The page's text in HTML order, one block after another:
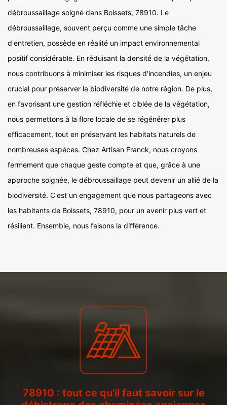
débroussaillage soigné dans Boissets, 78910. Le
débroussaillage, souvent perçu comme une simple tâche
d'entretien, possède en réalité un impact environnemental
positif considérable. En réduisant la densité de la végétation,
nous contribuons à minimiser les risques d'incendies, un enjeu
crucial pour préserver la biodiversité de notre région. De plus,
en favorisant une gestion réfléchie et ciblée de la végétation,
nous permettons à la flore locale de se régénérer plus
efficacement, tout en préservant les habitats naturels de
nombreuses espèces. Chez Artisan Franck, nous croyons
fermement que chaque geste compte et que, grâce à une
approche soignée, le débroussaillage peut devenir un allié de la
biodiversité. C'est un engagement que nous partageons avec
les habitants de Boissets, 78910, pour un avenir plus vert et
résilient. Ensemble, nous faisons la différence.
78910 : tout ce qu'il faut savoir sur le